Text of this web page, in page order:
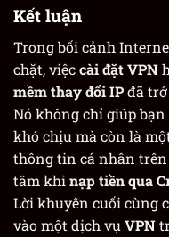
Kết luận
Trong bối cảnh
chặt, việccài đặt VPN
mềm thay đổi IPđã
Nó không chỉ giúp
khó chịu mà còn là
thông tin cá nhân
tâm khi nạp tiền qua
Lời khuyên cuối cùng
vào một dịch vụ VPN